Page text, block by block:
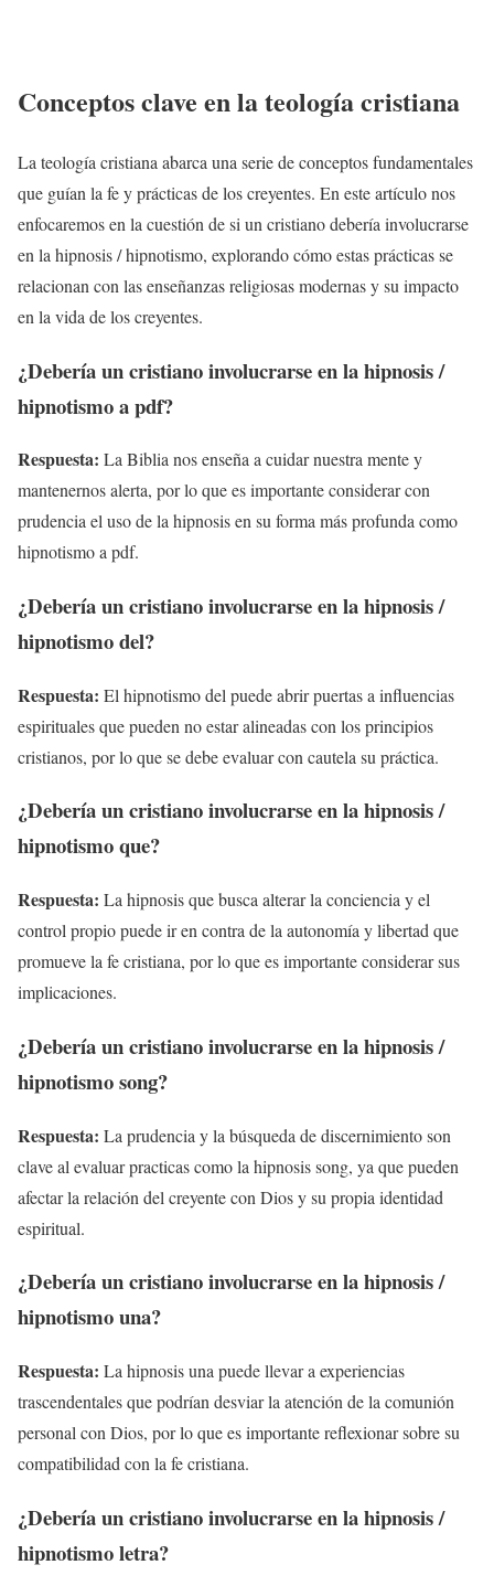
Conceptos clave en la teología cristiana
La teología cristiana abarca una serie de conceptos fundamentales
que guían la fe y prácticas de los creyentes. En este artículo nos
enfocaremos en la cuestión de si un cristiano debería involucrarse
en la hipnosis / hipnotismo, explorando cómo estas prácticas se
relacionan con las enseñanzas religiosas modernas y su impacto
en la vida de los creyentes.
¿Debería un cristiano involucrarse en la hipnosis /
hipnotismo a pdf?
Respuesta: La Biblia nos enseña a cuidar nuestra mente y
mantenernos alerta, por lo que es importante considerar con
prudencia el uso de la hipnosis en su forma más profunda como
hipnotismo a pdf.
¿Debería un cristiano involucrarse en la hipnosis /
hipnotismo del?
Respuesta: El hipnotismo del puede abrir puertas a influencias
espirituales que pueden no estar alineadas con los principios
cristianos, por lo que se debe evaluar con cautela su práctica.
¿Debería un cristiano involucrarse en la hipnosis /
hipnotismo que?
Respuesta: La hipnosis que busca alterar la conciencia y el
control propio puede ir en contra de la autonomía y libertad que
promueve la fe cristiana, por lo que es importante considerar sus
implicaciones.
¿Debería un cristiano involucrarse en la hipnosis /
hipnotismo song?
Respuesta: La prudencia y la búsqueda de discernimiento son
clave al evaluar practicas como la hipnosis song, ya que pueden
afectar la relación del creyente con Dios y su propia identidad
espiritual.
¿Debería un cristiano involucrarse en la hipnosis /
hipnotismo una?
Respuesta: La hipnosis una puede llevar a experiencias
trascendentales que podrían desviar la atención de la comunión
personal con Dios, por lo que es importante reflexionar sobre su
compatibilidad con la fe cristiana.
¿Debería un cristiano involucrarse en la hipnosis /
hipnotismo letra?